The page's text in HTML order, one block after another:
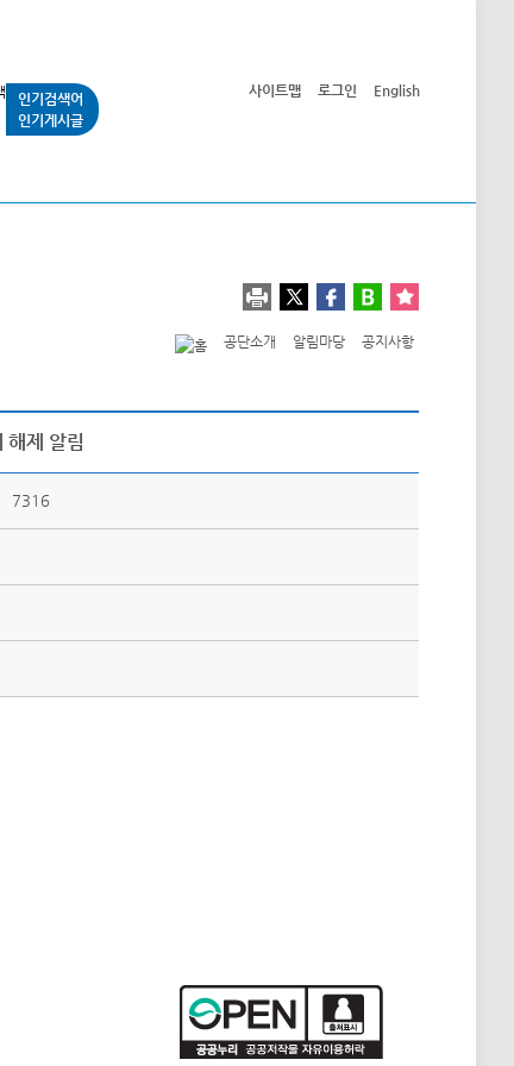
인기검색어
인기게시글
사이트맵 로그인 English
공단소개 알림마당 공지사항
해제 알림
7316